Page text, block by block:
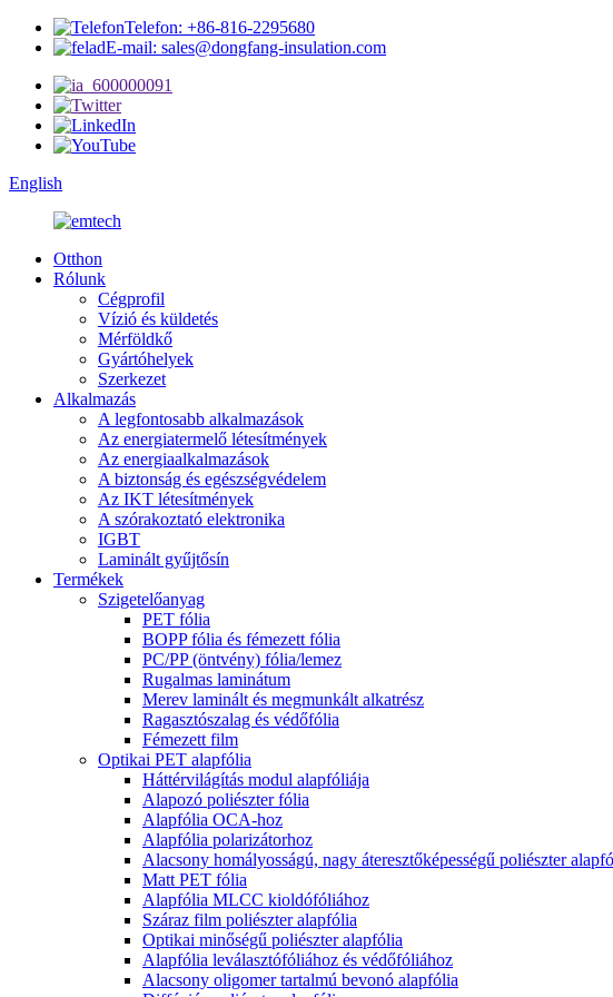
Telefon: +86-816-2295680
E-mail: sales@dongfang-insulation.com
English
Otthon
Rólunk
Cégprofil
Vízió és küldetés
Mérföldkő
Gyártóhelyek
Szerkezet
Alkalmazás
A legfontosabb alkalmazások
Az energiatermelő létesítmények
Az energiaalkalmazások
A biztonság és egészségvédelem
Az IKT létesítmények
A szórakoztató elektronika
IGBT
Laminált gyűjtősín
Termékek
Szigetelőanyag
PET fólia
BOPP fólia és fémezett fólia
PC/PP (öntvény) fólia/lemez
Rugalmas laminátum
Merev laminált és megmunkált alkatrész
Ragasztószalag és védőfólia
Fémezett film
Optikai PET alapfólia
Háttérvilágítás modul alapfóliája
Alapozó poliészter fólia
Alapfólia OCA-hoz
Alapfólia polarizátorhoz
Alacsony homályosságú, nagy áteresztőképességű poliészter
Matt PET fólia
Alapfólia MLCC kioldófóliához
Száraz film poliészter alapfólia
Optikai minőségű poliészter alapfólia
Alapfólia leválasztófóliához és védőfóliához
Alacsony oligomer tartalmú bevonó alapfólia